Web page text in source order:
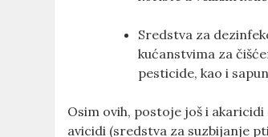
Sredstva za
kućanstvima za
pesticide, kao i
Osim ovih, postoje još i
avicidi (sredstva za suzbijanje